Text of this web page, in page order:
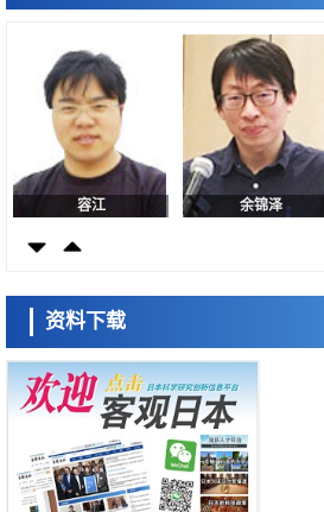
东京都健康长寿医疗中心跨器官揭示衰老过
科学研究
产总研无需石油利用松脂制备石墨前驱体，
科学研究
东京大学和海上保安厅等发现南海海槽沿线
异
政策
日本第2次医疗研究开发调整费，根据一线
千叶大学鉴定出导致难治性疾病“肺高血压症
会引发血管结构恶化
科学研究
京都大学高效生成光的构成单元“光子”，可应
科学研究
用数理模型诠释慢性荨麻疹的发病机理，借
治疗
科学研究
【JST事业成果】发现室温下工作的交替磁体
陈小牧 李鸥
容江 余锦泽
日本科学未来馆 科学交
流员
资料下载